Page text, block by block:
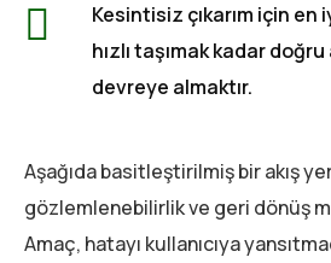
Kesintisiz çıkarım için en
hızlı taşımak kadar
devreye almaktır.
Aşağıda basitleştirilmiş bir akış
gözlemlenebilirlik ve geri dönüş
Amaç, hatayı kullanıcıya